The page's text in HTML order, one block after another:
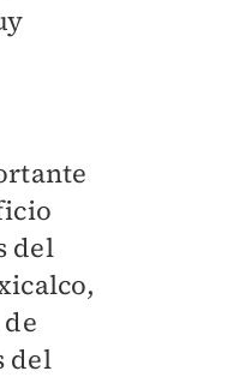
del
del